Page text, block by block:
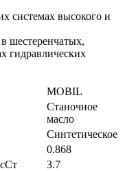
системах высокого и
шестеренчатых,
гидравлических
MOBIL
Станочное
масло
Синтетическое
0.868
3.7